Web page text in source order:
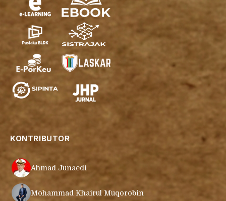
KONTRIBUTOR
Ahmad Junaedi
Mohammad Khairul Muqorobin